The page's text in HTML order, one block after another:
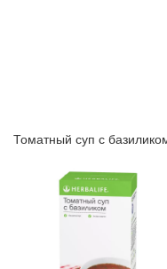
Томатный суп с